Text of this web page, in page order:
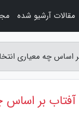
اساس چه معیاری
بر
مقالات آرشیو شده